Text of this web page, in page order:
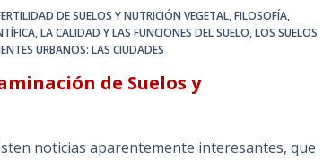
DE SUELOS Y NUTRICIÓN VEGETAL,FILOSOFÍA,
,LA CALIDAD Y LAS FUNCIONES DEL SUELO,LOS SUELOS
URBANOS: LAS CIUDADES
de Suelos y
noticias aparentemente interesantes, que